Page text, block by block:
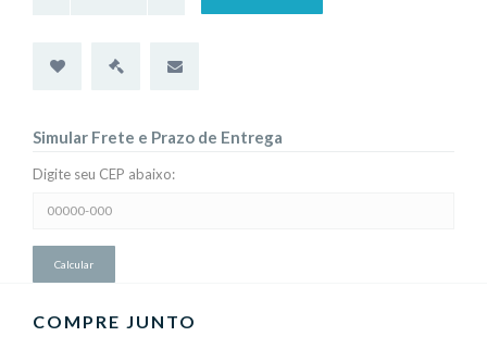
Simular Frete e Prazo de Entrega
Digite seu CEP abaixo:
e
Prazo
COMPRE JUNTO